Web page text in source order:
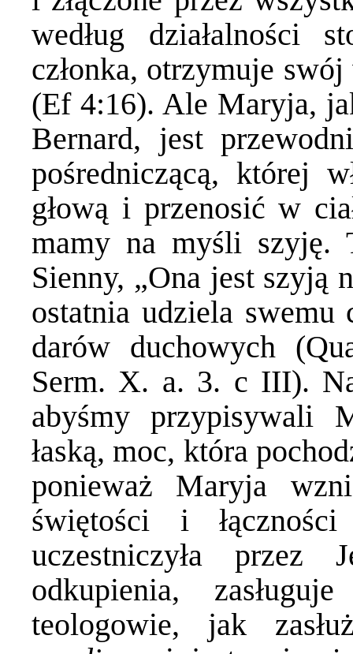
według działalności
członka, otrzymuje
(Ef 4:16). Ale Maryja,
Bernard, jest
pośredniczącą, której
głową i przenosić w
mamy na myśli szyję.
Sienny, „Ona jest szyją
ostatnia udziela swemu
darów duchowych
Serm. X. a. 3. c III).
abyśmy przypisywali
łaską, moc, która
ponieważ Maryja
świętości i
uczestniczyła przez
odkupienia,
teologowie, jak